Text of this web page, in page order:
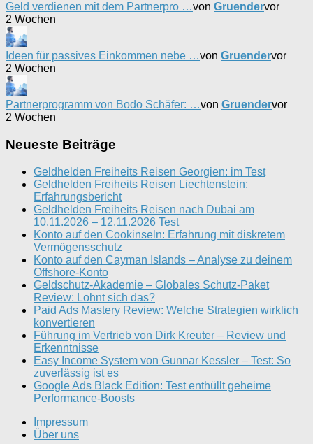
Geld verdienen mit dem Partnerpro …von Gruendervor
2 Wochen
Ideen für passives Einkommen nebe …von Gruendervor
2 Wochen
Partnerprogramm von Bodo Schäfer: …von Gruendervor
2 Wochen
Neueste Beiträge
Geldhelden Freiheits Reisen Georgien: im Test
Geldhelden Freiheits Reisen Liechtenstein:
Erfahrungsbericht
Geldhelden Freiheits Reisen nach Dubai am
10.11.2026 – 12.11.2026 Test
Konto auf den Cookinseln: Erfahrung mit diskretem
Vermögensschutz
Konto auf den Cayman Islands – Analyse zu deinem
Offshore-Konto
Geldschutz-Akademie – Globales Schutz-Paket
Review: Lohnt sich das?
Paid Ads Mastery Review: Welche Strategien wirklich
konvertieren
Führung im Vertrieb von Dirk Kreuter – Review und
Erkenntnisse
Easy Income System von Gunnar Kessler – Test: So
zuverlässig ist es
Google Ads Black Edition: Test enthüllt geheime
Performance-Boosts
Impressum
Über uns